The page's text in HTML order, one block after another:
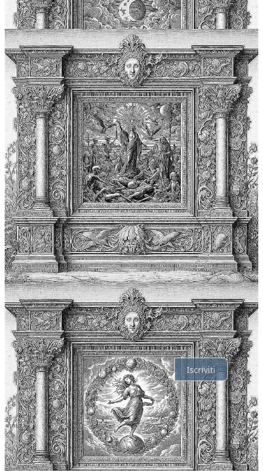
Condividi
Commenti
Il meglio di Ultime Discussioni
Nessun post
Assolutamente, procediamo.
Iscriviti
© 2026 Davide Riboli·Privacy∙Condizioni∙Notifica di raccolta
Crea il tuo Substack
Scarica l'app
Substackè la casa della grande cultura